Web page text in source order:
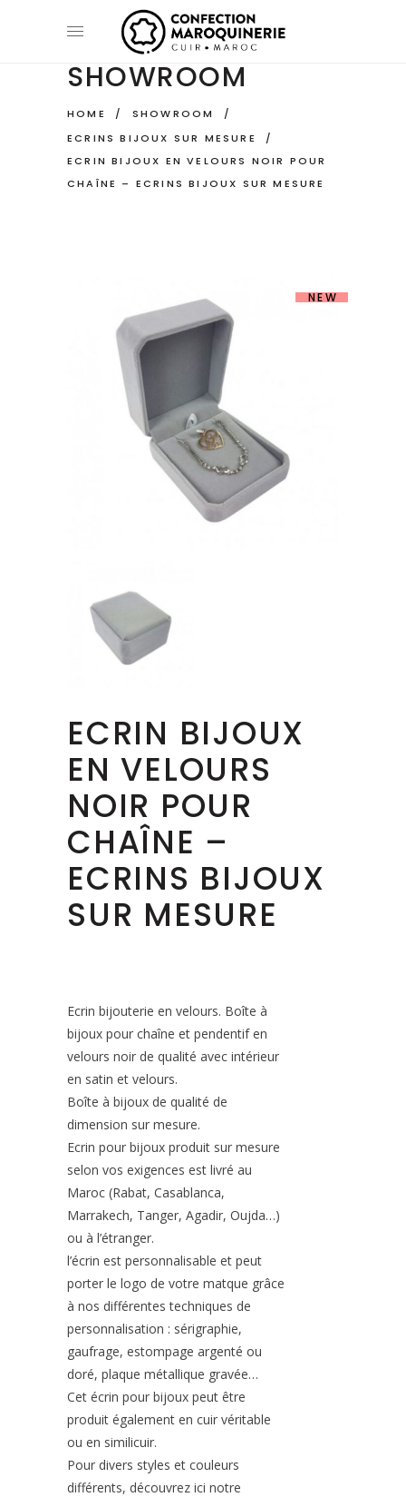
SHOWROOM
HOME / SHOWROOM
/
ECRINS BIJOUX SUR MESURE
/
ECRIN BIJOUX EN VELOURS NOIR POUR
CHAÎNE – ECRINS BIJOUX SUR MESURE
NEW
ECRIN BIJOUX
EN VELOURS
NOIR POUR
CHAÎNE –
ECRINS BIJOUX
SUR MESURE
Ecrin bijouterie en velours. Boîte à
bijoux pour chaîne et pendentif en
velours noir de qualité avec intérieur
en satin et velours.
Boîte à bijoux de qualité de
dimension sur mesure.
Ecrin pour bijoux produit sur mesure
selon vos exigences est livré au
Maroc (Rabat, Casablanca,
Marrakech, Tanger, Agadir, Oujda…)
ou à l’étranger.
l’écrin est personnalisable et peut
porter le logo de votre matque grâce
à nos différentes techniques de
personnalisation : sérigraphie,
gaufrage, estompage argenté ou
doré, plaque métallique gravée…
Cet écrin pour bijoux peut être
produit également en cuir véritable
ou en similicuir.
Pour divers styles et couleurs
différents, découvrez ici notre